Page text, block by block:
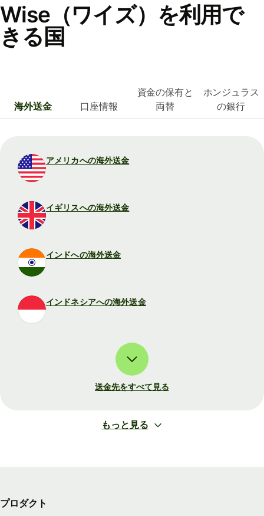
Wise（ワイズ）を利用で
きる国
海外送金 口座情報
資金の保有と
両替
ホンジュラス
の銀行
アメリカへの海外送金
イギリスへの海外送金
インドへの海外送金
インドネシアへの海外送金
送金先をすべて見る
もっと見る
プロダクト